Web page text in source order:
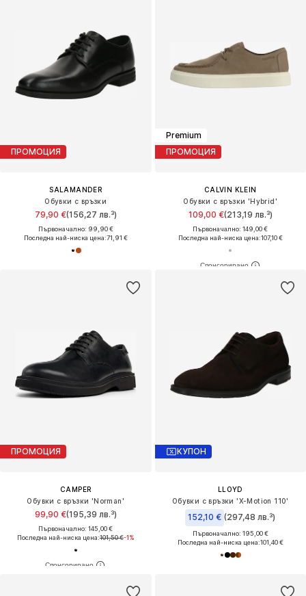
ПРОМОЦИЯ
SALAMANDER
Обувки с връзки
79,90 €(156,27 лв.³)
Първоначално: 99,90 €
Последна най-ниска цена:71,91 €
Premium
ПРОМОЦИЯ
CALVIN KLEIN
Обувки с връзки 'Hybrid'
109,00 €(213,19 лв.³)
Първоначално: 149,00 €
Последна най-ниска цена:107,10 €
ПРОМОЦИЯ
CAMPER
Обувки с връзки 'Norman'
99,90 €(195,39 лв.³)
Първоначално: 145,00 €
Последна най-ниска цена:101,50 €-1%
КУПОН
LLOYD
Обувки с връзки 'X-Motion 110'
152,10 € (297,48 лв.³)
Първоначално: 195,00 €
Последна най-ниска цена:101,40 €